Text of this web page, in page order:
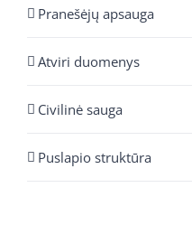
Pranešėjų apsauga
Atviri duomenys
Civilinė sauga
Puslapio struktūra